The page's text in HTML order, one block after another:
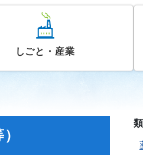
しごと・産業